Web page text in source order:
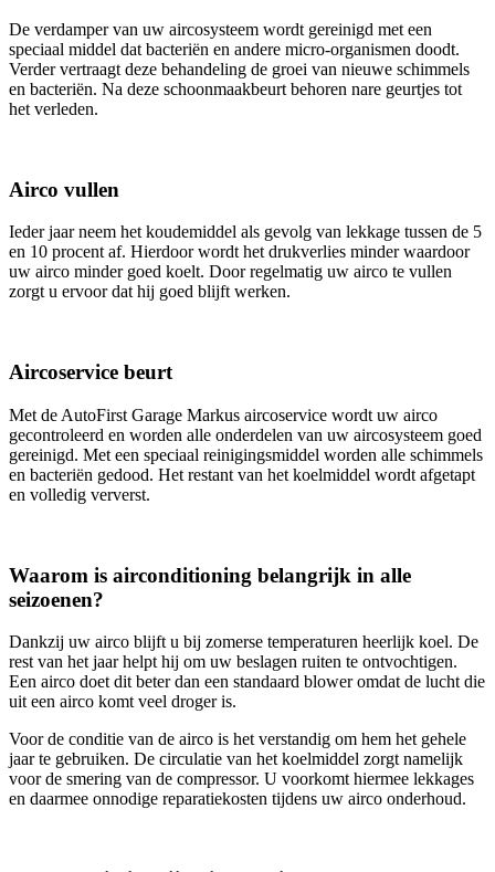
De verdamper van uw aircosysteem wordt gereinigd met een
speciaal middel dat bacteriën en andere micro-organismen doodt.
Verder vertraagt deze behandeling de groei van nieuwe schimmels
en bacteriën. Na deze schoonmaakbeurt behoren nare geurtjes tot
het verleden.
Airco vullen
Ieder jaar neem het koudemiddel als gevolg van lekkage tussen de 5
en 10 procent af. Hierdoor wordt het drukverlies minder waardoor
uw airco minder goed koelt. Door regelmatig uw airco te vullen
zorgt u ervoor dat hij goed blijft werken.
Aircoservice beurt
Met de AutoFirst Garage Markus aircoservice wordt uw airco
gecontroleerd en worden alle onderdelen van uw aircosysteem goed
gereinigd. Met een speciaal reinigingsmiddel worden alle schimmels
en bacteriën gedood. Het restant van het koelmiddel wordt afgetapt
en volledig ververst.
Waarom is airconditioning belangrijk in alle
seizoenen?
Dankzij uw airco blijft u bij zomerse temperaturen heerlijk koel. De
rest van het jaar helpt hij om uw beslagen ruiten te ontvochtigen.
Een airco doet dit beter dan een standaard blower omdat de lucht die
uit een airco komt veel droger is.
Voor de conditie van de airco is het verstandig om hem het gehele
jaar te gebruiken. De circulatie van het koelmiddel zorgt namelijk
voor de smering van de compressor. U voorkomt hiermee lekkages
en daarmee onnodige reparatiekosten tijdens uw airco onderhoud.